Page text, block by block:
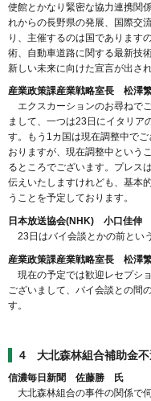
使館とかなり緊密な協力連携関
れからの長野県の発展、国際交
り、主催するのは国であります
術、自動車道路に関する最新技
新しい未来に向けた宣言が出さ
産業政策課産業戦略室長 松澤
エクスカーションのお尋ねで
まして、一つは23日にイタリア
す。もう1カ国は現在調整中で
おりますが、現在調整中という
るところでございます。プレス
伝えいたしますけれども、基本
うことを予定しております。
日本放送協会(NHK) 小口佳伸
23日はバイ会談とかの前とい
産業政策課産業戦略室長 松澤
現在の予定では歓迎レセプシ
ございまして、バイ会談との間
す。
4 大北森林組合補助金不
信濃毎日新聞 佐藤勝 氏
大北森林組合の事件の関係で